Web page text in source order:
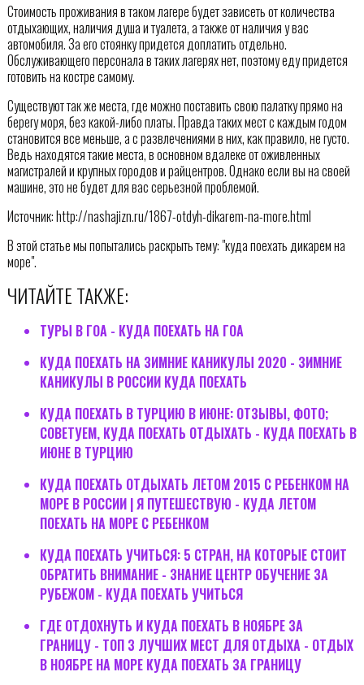
Стоимость проживания в таком лагере будет зависеть от количества
отдыхающих, наличия душа и туалета, а также от наличия у вас
автомобиля. За его стоянку придется доплатить отдельно.
Обслуживающего персонала в таких лагерях нет, поэтому еду придется
готовить на костре самому.
Существуют так же места, где можно поставить свою палатку прямо на
берегу моря, без какой-либо платы. Правда таких мест с каждым годом
становится все меньше, а с развлечениями в них, как правило, не густо.
Ведь находятся такие места, в основном вдалеке от оживленных
магистралей и крупных городов и райцентров. Однако если вы на своей
машине, это не будет для вас серьезной проблемой.
Источник: http://nashajizn.ru/1867-otdyh-dikarem-na-more.html
В этой статье мы попытались раскрыть тему: "куда поехать дикарем на
море".
ЧИТАЙТЕ ТАКЖЕ:
ТУРЫ В ГОА - КУДА ПОЕХАТЬ НА ГОА
КУДА ПОЕХАТЬ НА ЗИМНИЕ КАНИКУЛЫ 2020 - ЗИМНИЕ
КАНИКУЛЫ В РОССИИ КУДА ПОЕХАТЬ
КУДА ПОЕХАТЬ В ТУРЦИЮ В ИЮНЕ: ОТЗЫВЫ, ФОТО;
СОВЕТУЕМ, КУДА ПОЕХАТЬ ОТДЫХАТЬ - КУДА ПОЕХАТЬ В
ИЮНЕ В ТУРЦИЮ
КУДА ПОЕХАТЬ ОТДЫХАТЬ ЛЕТОМ 2015 С РЕБЕНКОМ НА
МОРЕ В РОССИИ | Я ПУТЕШЕСТВУЮ - КУДА ЛЕТОМ
ПОЕХАТЬ НА МОРЕ С РЕБЕНКОМ
КУДА ПОЕХАТЬ УЧИТЬСЯ: 5 СТРАН, НА КОТОРЫЕ СТОИТ
ОБРАТИТЬ ВНИМАНИЕ - ЗНАНИЕ ЦЕНТР ОБУЧЕНИЕ ЗА
РУБЕЖОМ - КУДА ПОЕХАТЬ УЧИТЬСЯ
ГДЕ ОТДОХНУТЬ И КУДА ПОЕХАТЬ В НОЯБРЕ ЗА
ГРАНИЦУ - ТОП 3 ЛУЧШИХ МЕСТ ДЛЯ ОТДЫХА - ОТДЫХ
В НОЯБРЕ НА МОРЕ КУДА ПОЕХАТЬ ЗА ГРАНИЦУ